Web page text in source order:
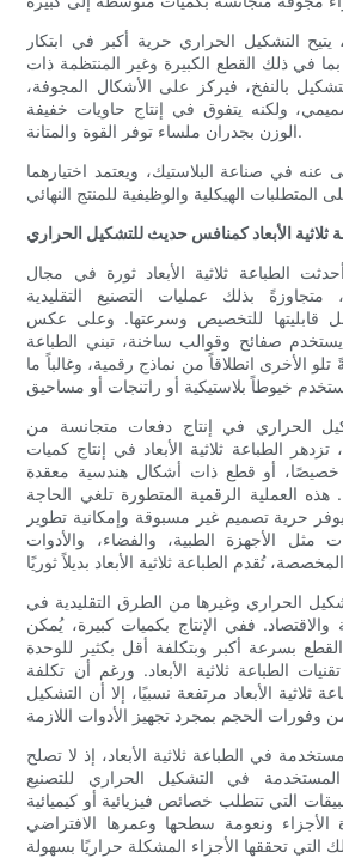
التشكيل الحراري حرية أكبر في ابتكار
في ذلك القطع الكبيرة وغير المنتظمة ذات
بالنفخ، فيركز على الأشكال المجوفة،
ولكنه يتفوق في إنتاج حاويات خفيفة
الوزن بجدران ملساء توفر القوة والمتانة.
عنه في صناعة البلاستيك، ويعتمد اختيارهما
ثلاثية الأبعاد كمنافس حديث للتشكيل الحراري
الطباعة ثلاثية الأبعاد ثورة في مجال
متجاوزةً بذلك عمليات التصنيع التقليدية
قابليتها للتخصيص وسرعتها. وعلى عكس
صفائح وقوالب ساخنة، تبني الطباعة
تلو الأخرى انطلاقاً من نماذج رقمية، وغالباً ما
الحراري في إنتاج دفعات متجانسة من
تزدهر الطباعة ثلاثية الأبعاد في إنتاج كميات
أو قطع ذات أشكال هندسية معقدة
هذه العملية الرقمية المتطورة تلغي الحاجة
حرية تصميم غير مسبوقة وإمكانية تطوير
مثل الأجهزة الطبية، والفضاء، والأدوات
الحراري وغيرها من الطرق التقليدية في
ففي الإنتاج بكميات كبيرة، يُمكن
بسرعة أكبر وبتكلفة أقل بكثير للوحدة
الطباعة ثلاثية الأبعاد. ورغم أن تكلفة
ثلاثية الأبعاد مرتفعة نسبيًا، إلا أن التشكيل
في الطباعة ثلاثية الأبعاد، إذ لا تصلح
المستخدمة في التشكيل الحراري للتصنيع
التي تتطلب خصائص فيزيائية أو كيميائية
ونعومة سطحها وعمرها الافتراضي